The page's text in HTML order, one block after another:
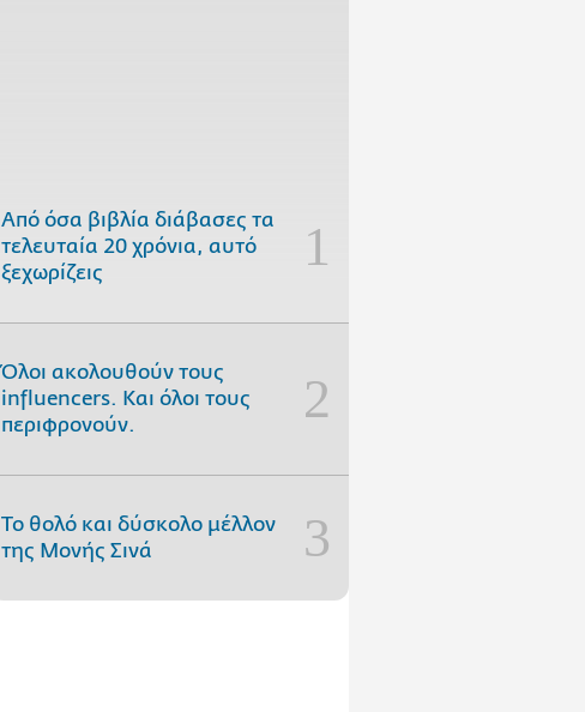
Από όσα βιβλία διάβασες τα
τελευταία 20 χρόνια, αυτό
ξεχωρίζεις
Όλοι ακολουθούν τους
influencers. Και όλοι τους
περιφρονούν.
Το θολό και δύσκολο μέλλον
της Μονής Σινά